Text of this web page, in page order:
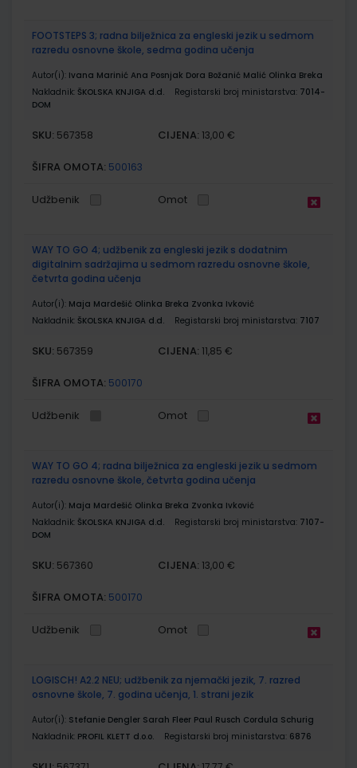
FOOTSTEPS 3; radna bilježnica za engleski jezik u sedmom
razredu osnovne škole, sedma godina učenja
Autor(i): Ivana Marinić Ana Posnjak Dora Božanić Malić Olinka Breka
Nakladnik: ŠKOLSKA KNJIGA d.d. Registarski broj ministarstva: 7014-
DOM
SKU: 567358 CIJENA: 13,00 €
ŠIFRA OMOTA: 500163
Udžbenik Omot
WAY TO GO 4; udžbenik za engleski jezik s dodatnim
digitalnim sadržajima u sedmom razredu osnovne škole,
četvrta godina učenja
Autor(i): Maja Mardešić Olinka Breka Zvonka Ivković
Nakladnik: ŠKOLSKA KNJIGA d.d. Registarski broj ministarstva: 7107
SKU: 567359 CIJENA: 11,85 €
ŠIFRA OMOTA: 500170
Udžbenik Omot
WAY TO GO 4; radna bilježnica za engleski jezik u sedmom
razredu osnovne škole, četvrta godina učenja
Autor(i): Maja Mardešić Olinka Breka Zvonka Ivković
Nakladnik: ŠKOLSKA KNJIGA d.d. Registarski broj ministarstva: 7107-
DOM
SKU: 567360 CIJENA: 13,00 €
ŠIFRA OMOTA: 500170
Udžbenik Omot
LOGISCH! A2.2 NEU; udžbenik za njemački jezik, 7. razred
osnovne škole, 7. godina učenja, 1. strani jezik
Autor(i): Stefanie Dengler Sarah Fleer Paul Rusch Cordula Schurig
Nakladnik: PROFIL KLETT d.o.o. Registarski broj ministarstva: 6876